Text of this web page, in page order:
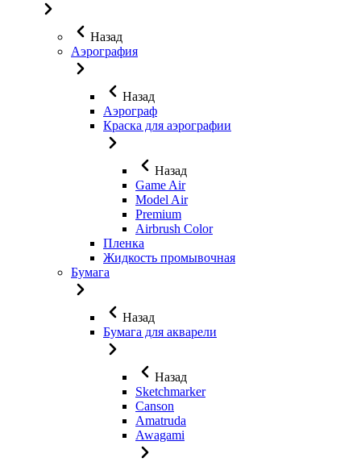
Назад
Аэрография
Назад
Аэрограф
Краска для аэрографии
Назад
Game Air
Model Air
Premium
Airbrush Color
Пленка
Жидкость промывочная
Бумага
Назад
Бумага для акварели
Назад
Sketchmarker
Canson
Amatruda
Awagami